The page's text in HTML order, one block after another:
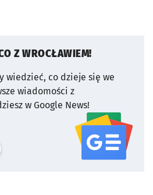
Z WROCŁAWIEM!
wiedzieć, co dzieje się we
wiadomości z
w Google News!
serwisu